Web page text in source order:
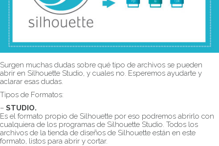
Surgen muchas dudas sobre qué tipo de archivos se pueden
abrir en Silhouette Studio, y cuales no. Esperemos ayudarte y
aclarar esas dudas.
Tipos de Formatos:
– STUDIO.
Es el formato propio de Silhouette por eso podremos abrirlo con
cualquiera de los programas de Silhouette Studio. Todos los
archivos de la tienda de diseños de Silhouette están en este
formato, listos para abrir y cortar.